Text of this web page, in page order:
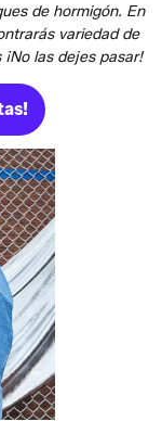
de hormigón. En
variedad de
las dejes pasar!